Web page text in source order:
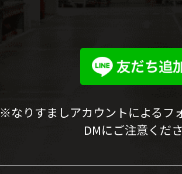
※なりすましアカウントによるフ
DMにご注意くだ